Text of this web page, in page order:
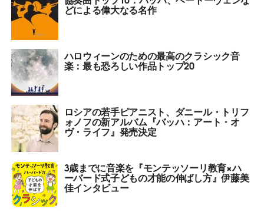
どによる偉大なる名作
ハロウィーンのための最高のクラシック音
楽：最も恐ろしい作品トップ20
ロシアの若手ピアニスト、ダニール・トリフ
ォノフの新アルバム『バッハ：アート・オ
ヴ・ライフ』発売決定
3歳までに音楽を『モンテッソーリ教育×ハ
ーバード式子どもの才能の伸ばし方』伊藤美
佳インタビュー